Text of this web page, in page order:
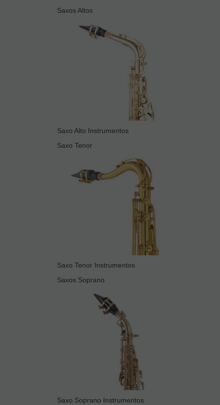
Saxos Altos
Saxo Alto Instrumentos
Saxo Tenor
Saxo Tenor Instrumentos
Saxos Soprano
Saxo Soprano Instrumentos